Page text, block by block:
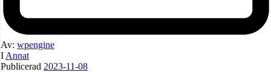
Av: wpengine
I Annat
Publicerad 2023-11-08